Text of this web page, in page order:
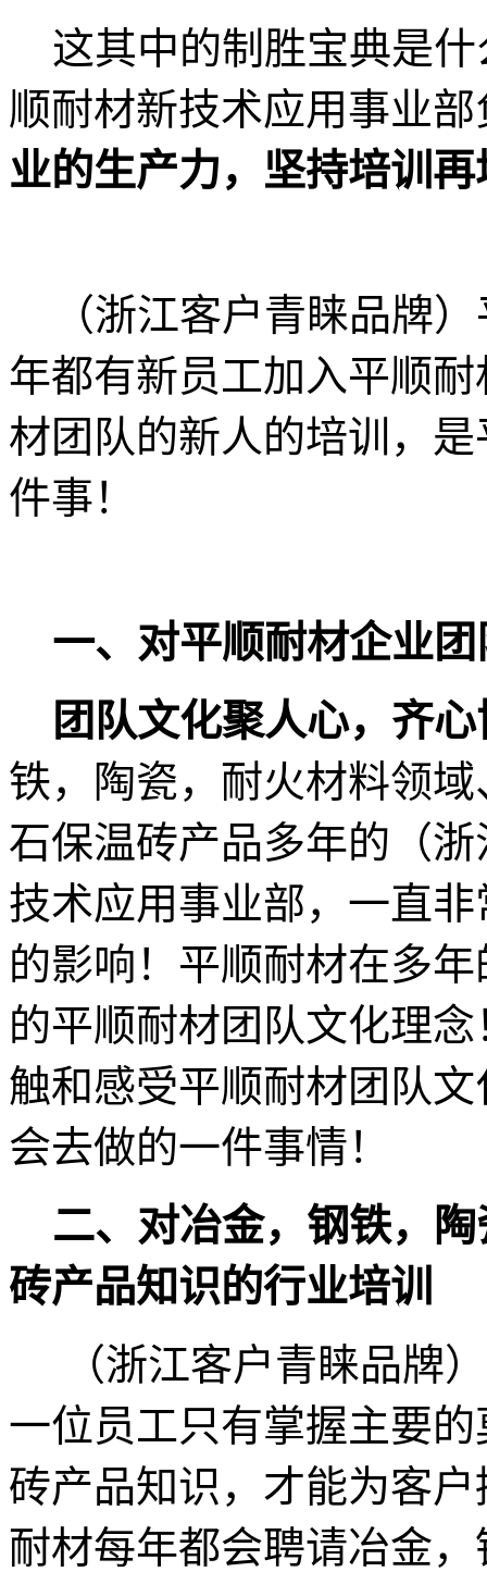
这其中的制胜宝典是什
顺耐材新技术应用事业
业的生产力，坚持培训再
（浙江客户青睐品牌）
年都有新员工加入平顺
材团队的新人的培训，
件事！
一、对平顺耐材企业
团队文化聚人心，齐
铁，陶瓷，耐火材料领
石保温砖产品多年的（
技术应用事业部，一直
的影响！平顺耐材在多
的平顺耐材团队文化理
触和感受平顺耐材团队
会去做的一件事情！
二、对冶金，钢铁，
砖产品知识的行业培训
（浙江客户青睐品牌
一位员工只有掌握主要
砖产品知识，才能为客
耐材每年都会聘请冶金